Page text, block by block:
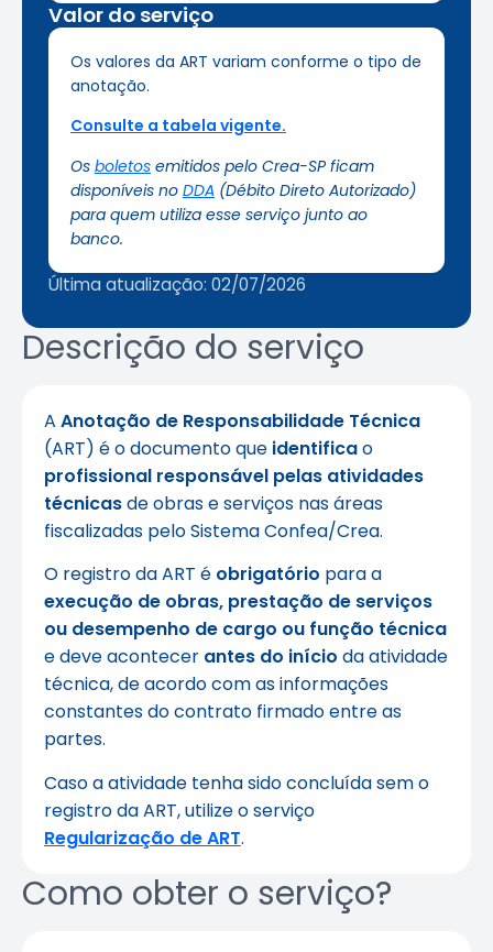
Descrição do serviço
A Anotação de Responsabilidade Técnica
(ART) é o documento que identificao
profissional responsável pelas atividades
técnicasde obras e serviços nas áreas
fiscalizadas pelo Sistema Confea/Crea.
O registro da ART é obrigatório para a
execução de obras, prestação de serviços
ou desempenho de cargo ou função técnica
e deve acontecer antes do início da atividade
técnica, de acordo com as informações
constantes do contrato firmado entre as
partes.
Caso a atividade tenha sido concluída sem o
registro da ART, utilize o serviço
Regularização de ART.
Como obter o serviço?
Valor do serviço
Os valores da ART variam conforme o tipo de
anotação.
Consulte a tabela vigente.
Os boletos emitidos pelo Crea-SP ficam
disponíveis no DDA (Débito Direto Autorizado)
para quem utiliza esse serviço junto ao
banco.
Última atualização: 02/07/2026